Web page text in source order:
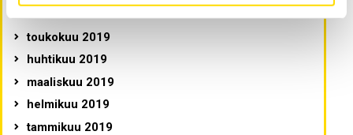
toukokuu 2019
huhtikuu 2019
maaliskuu 2019
helmikuu 2019
tammikuu 2019